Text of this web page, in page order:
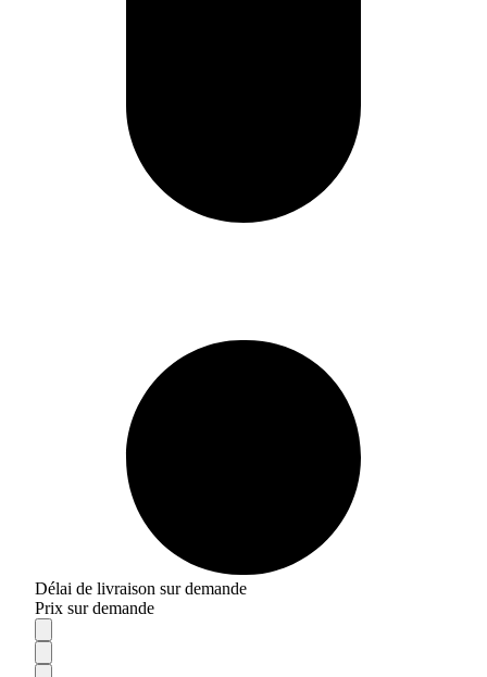
Délai de livraison sur demande
Prix sur demande